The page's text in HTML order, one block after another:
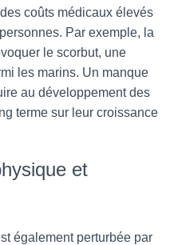
coûts médicaux élevés
Par exemple, la
le scorbut, une
les marins. Un manque
au développement des
terme sur leur croissance
et
également perturbée par